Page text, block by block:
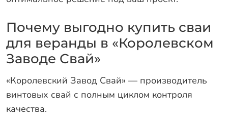
Почему выгодно купить сваи
для веранды в «Королевском
Заводе Свай»
«Королевский Завод Свай» — производитель
винтовых свай с полным циклом контроля
качества.